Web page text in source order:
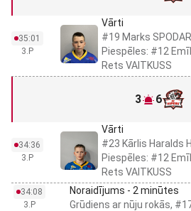
35:01
3.P
Vārti
#19 Marks
Piespēles: #12
Rets VAITKUSS
3 6
34:36
3.P
Vārti
#23 Kārlis Haralds
Piespēles: #12
Rets VAITKUSS
34:08
3.P
Noraidījums - 2 minūtes
Grūdiens ar nūju rokās,